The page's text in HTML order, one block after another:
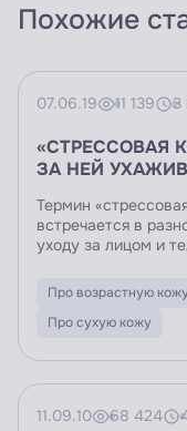
Похожие
07.06.19 11 139 3
«СТРЕССОВАЯ
ЗА НЕЙ
Термин
встречается в
уходу за лицом и
Про возрастную кожу
Про сухую кожу
11.09.10 68 424